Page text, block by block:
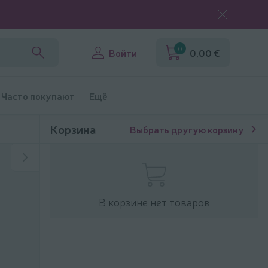
Войти 0 0,00 €
Часто покупают Ещё
Корзина Выбрать другую корзину
В корзине нет товаров